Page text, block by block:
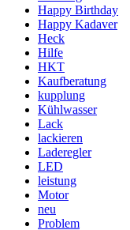
Happy Birthday
Happy Kadaver
Heck
Hilfe
HKT
Kaufberatung
kupplung
Kühlwasser
Lack
lackieren
Laderegler
LED
leistung
Motor
neu
Problem